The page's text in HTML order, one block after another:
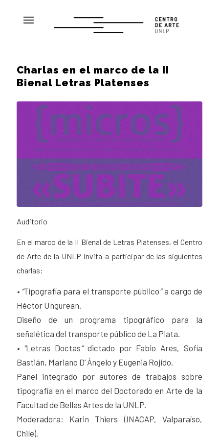
Charlas en el marco de la II
Bienal Letras Platenses
Auditorio
En el marco de la II Bienal de Letras Platenses, el Centro
de Arte de la UNLP invita a participar de las siguientes
charlas:
• “Tipografía para el transporte público”a cargo de
Héctor Ungurean.
Diseño de un programa tipográfico para la
señalética del transporte público de La Plata.
• “Letras Doctas”dictado por Fabio Ares, Sofía
Bastián, Mariano D’ Ángelo y Eugenia Rojido.
Panel integrado por autores de trabajos sobre
tipografía en el marco del Doctorado en Arte de la
Facultad de Bellas Artes de la UNLP.
Moderadora: Karin Thiers (INACAP, Valparaíso,
Chile).